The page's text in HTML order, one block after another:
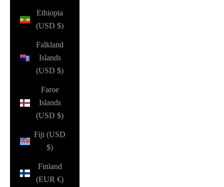
Ethiopia
(USD $)
Falkland
Islands
(USD $)
Faroe
Islands
(USD $)
Fiji (USD
$)
Finland
(EUR €)